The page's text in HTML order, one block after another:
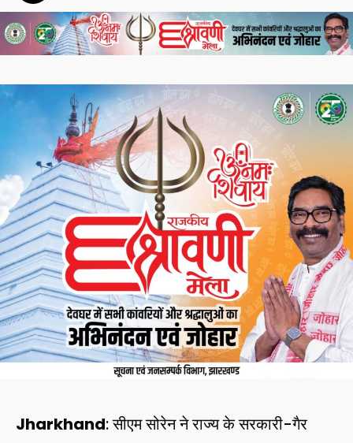
Jharkhand: सीएम सोरेन ने राज्य के सरकारी-गैर